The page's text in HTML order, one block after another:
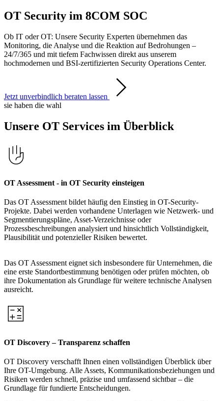
OT Security im 8COM SOC
Ob IT oder OT: Unsere Security Experten übernehmen das
Monitoring, die Analyse und die Reaktion auf Bedrohungen –
24/7/365 und mit tiefem Fachwissen direkt aus unserem
hochmodernen und BSI-zertifizierten Security Operations Center.
Jetzt unverbindlich beraten lassen
sie haben die wahl
Unsere OT Services im Überblick
OT Assessment - in OT Security einsteigen
Das OT Assessment bildet häufig den Einstieg in OT-Security-
Projekte. Dabei werden vorhandene Unterlagen wie Netzwerk- und
Segmentierungspläne, Asset-Verzeichnisse oder
Prozessbeschreibungen analysiert und hinsichtlich Vollständigkeit,
Plausibilität und potenzieller Risiken bewertet.
Das OT Assessment eignet sich insbesondere für Unternehmen, die
eine erste Standortbestimmung benötigen oder prüfen möchten, ob
ihre Dokumentation als Grundlage für weitere technische Analysen
ausreicht.
OT Discovery – Transparenz schaffen
OT Discovery verschafft Ihnen einen vollständigen Überblick über
Ihre OT-Umgebung. Alle Assets, Kommunikationsbeziehungen und
Risiken werden schnell, präzise und umfassend sichtbar – die
Grundlage für fundierte Entscheidungen.